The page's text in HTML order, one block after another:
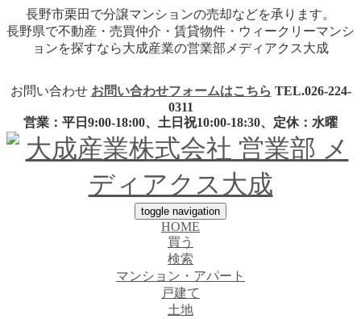
長野市栗田で分譲マンションの売却などを承ります。
長野県で不動産・売買仲介・賃貸物件・ウィークリーマンシ
ョンを探すなら大成産業の営業部メディアクス大成
お問い合わせ お問い合わせフォームはこちら TEL.026-224-
0311
営業：平日9:00-18:00、土日祝10:00-18:30、定休：水曜
toggle navigation
HOME
買う
検索
マンション・アパート
戸建て
土地